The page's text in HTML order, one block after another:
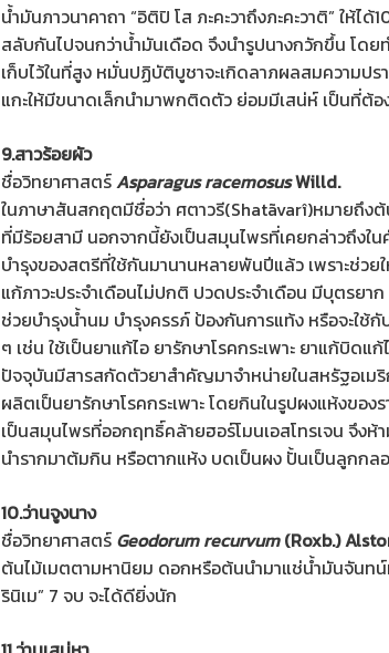
น้ำมันภาวนาคาถา “อิติปิ โส ภะคะวาถึงภะคะวาติ” ให้
สลับกันไปจนกว่าน้ำมันเดือด จึงนำรูปนางกวักขึ้น โด
เก็บไว้ในที่สูง หมั่นปฏิบัติบูชาจะเกิดลาภผลสมความปร
แกะให้มีขนาดเล็กนำมาพกติดตัว ย่อมมีเสน่ห์ เป็นที่ต้
9.สาวร้อยผัว
ชื่อวิทยาศาสตร์Asparagus racemosusWilld.
ในภาษาสันสกฤตมีชื่อว่า ศตาวรี(Shatãvarî)หมายถึง
ที่มีร้อยสามี นอกจากนี้ยังเป็นสมุนไพรที่เคยกล่าวถึงใน
บำรุงของสตรีที่ใช้กันมานานหลายพันปีแล้ว เพราะช่ว
แก้ภาวะประจำเดือนไม่ปกติ ปวดประจำเดือน มีบุตรย
ช่วยบำรุงน้ำนม บำรุงครรภ์ ป้องกันการแท้ง หรือจะใ
ๆ เช่น ใช้เป็นยาแก้ไอ ยารักษาโรคกระเพาะ ยาแก้บิด
ปัจจุบันมีสารสกัดตัวยาสำคัญมาจำหน่ายในสหรัฐอเมริ
ผลิตเป็นยารักษาโรคกระเพาะ โดยกินในรูปผงแห้งขอ
เป็นสมุนไพรที่ออกฤทธิ์คล้ายฮอร์โมนเอสโทรเจน จึงห้
นำรากมาต้มกิน หรือตากแห้ง บดเป็นผง ปั้นเป็นลูกกล
10.ว่านจูงนาง
ชื่อวิทยาศาสตร์ Geodorum recurvum(Roxb.)
ต้นไม้เมตตามหานิยม ดอกหรือต้นนำมาแช่น้ำมันจันท
รินิเม” 7 จบ จะได้ดียิ่งนัก